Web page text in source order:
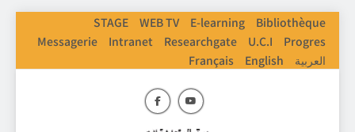
STAGE WEB TV E-learning
Bibliothèque
Messagerie
Intranet Researchgate U.C.I
Progres
Français
English العربية